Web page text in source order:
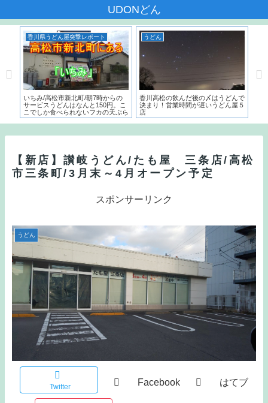
UDONどん
香川県うどん屋突撃レポート
いちみ/高松市新北町/朝7時からの
サービスうどんはなんと150円。こ
こでしか食べられないフカの天ぷら
とは？？
うどん
香川高松の飲んだ後の〆はうどんで
決まり！営業時間が遅いうどん屋５
店
【新店】讃岐うどん/たも屋 三条店/高松
市三条町/3月末～4月オープン予定
スポンサーリンク
うどん
Twitter Facebook はてブ